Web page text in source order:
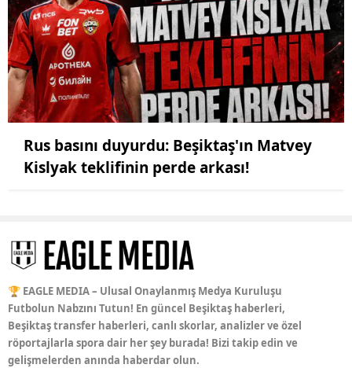
Rus basını duyurdu: Beşiktaş'ın Matvey
Kislyak teklifinin perde arkası!
🏆 EAGLE MEDIA – Ulusal Onaylanmış Medya Kuruluşu
Futbolun Nabzını Tutun! En güncel Beşiktaş haberleri,
Beşiktaş transfer haberleri, canlı skorlar, analizler ve özel
röportajlarla spora dair her şey burada! Bizi takip edin ve
gelişmelerden anında haberdar olun.